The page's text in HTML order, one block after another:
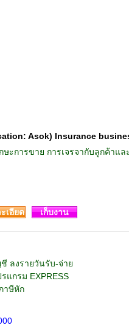
Asok) Insurance
ษะการขาย การเจรจากับลูกค้าแ
เอียด เก็บงาน
ลงรายวันรับ-จ่าย
กรม EXPRESS
าษีหัก